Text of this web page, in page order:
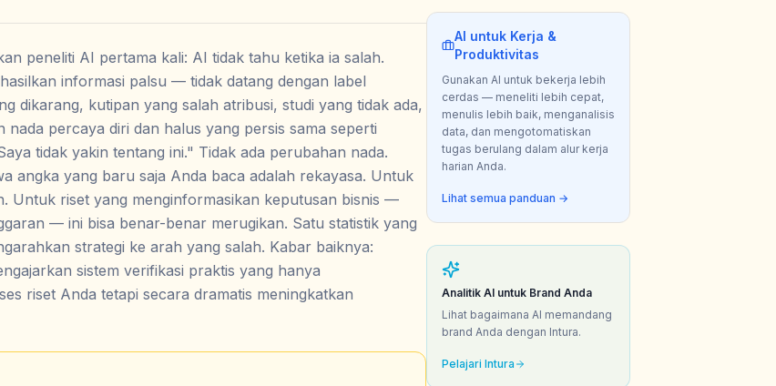
peneliti AI pertama kali: AI tidak tahu ketika ia salah.
informasi palsu — tidak datang dengan label
dikarang, kutipan yang salah atribusi, studi yang tidak ada,
percaya diri dan halus yang persis sama seperti
tidak yakin tentang ini." Tidak ada perubahan nada.
angka yang baru saja Anda baca adalah rekayasa. Untuk
Untuk riset yang menginformasikan keputusan bisnis —
— ini bisa benar-benar merugikan. Satu statistik yang
strategi ke arah yang salah. Kabar baiknya:
sistem verifikasi praktis yang hanya
riset Anda tetapi secara dramatis meningkatkan
AI untuk Kerja &
Produktivitas
Gunakan AI untuk bekerja lebih
cerdas — meneliti lebih cepat,
menulis lebih baik, menganalisis
data, dan mengotomatiskan
tugas berulang dalam alur kerja
harian Anda.
Lihat semua panduan →
Analitik AI untuk Brand Anda
Lihat bagaimana AI memandang
brand Anda dengan Intura.
Pelajari Intura